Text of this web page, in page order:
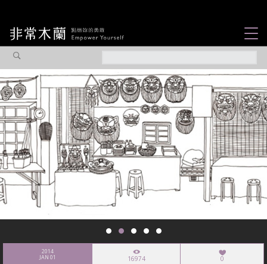
觀點專欄
焦點企劃
社會企業
認識我們
2014
JAN 01 16974 0